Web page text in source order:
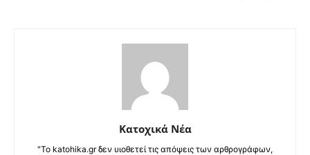
Κατοχικά Νέα
"Το katohika.gr δεν υιοθετεί τις απόψεις των αρθρογράφων,